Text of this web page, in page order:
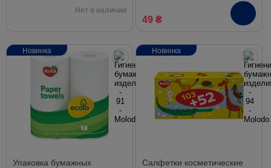
Нет в наличии
49 ₴
Упаковка бумажных
Новинка
Салфетки косметические
Новинка